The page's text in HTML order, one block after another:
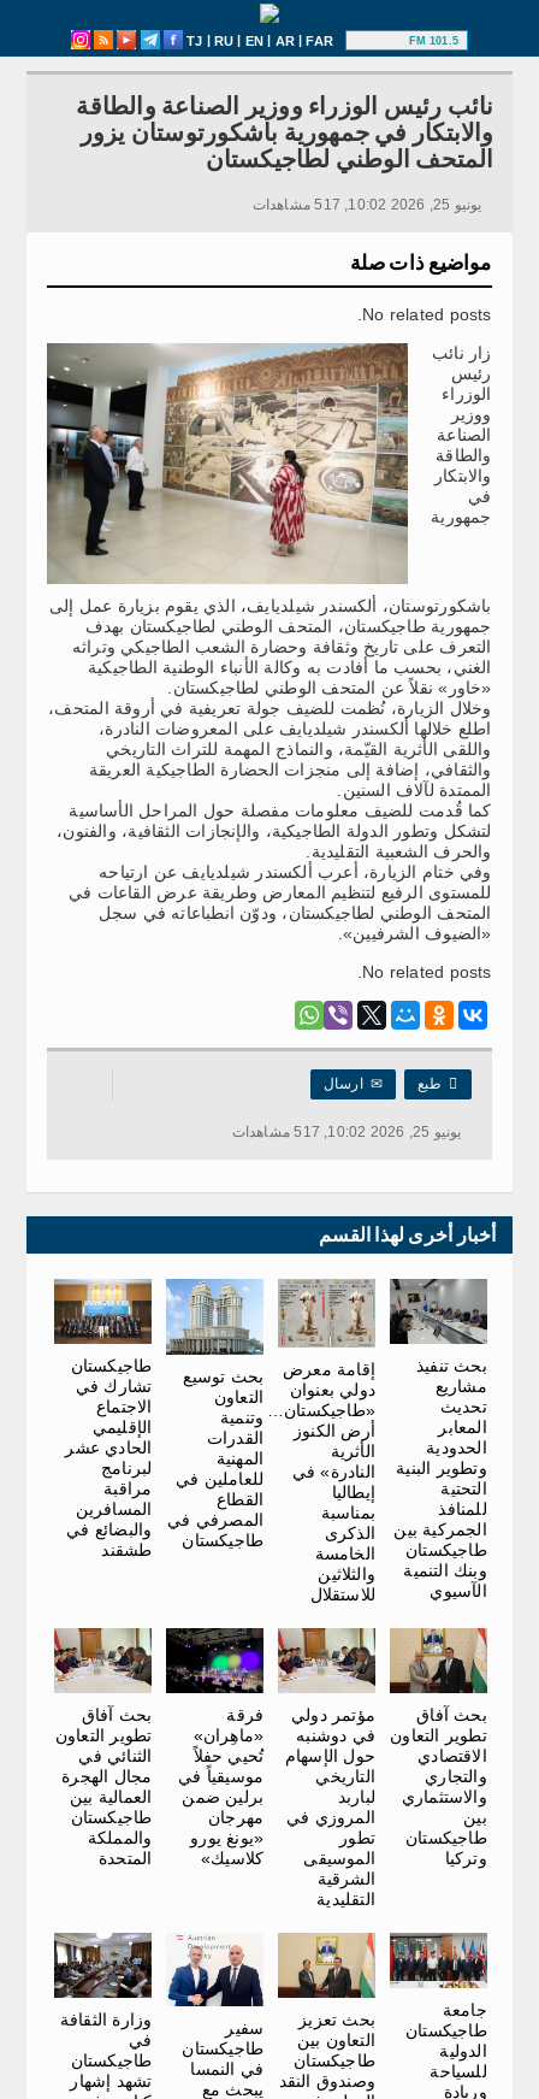
TJ | RU | EN | AR|FAR 101.5 FM
نائب رئيس الوزراء ووزير الصناعة والطاقة
والابتكار في جمهورية باشكورتوستان يزور
المتحف الوطني لطاجيكستان
يونيو 25, 2026 10:02, 517 مشاهدات
مواضيع ذات صلة
No related posts.
زار نائب
رئيس
الوزراء
ووزير
الصناعة
والطاقة
والابتكار
في
جمهورية
باشكورتوستان، ألكسندر شيلديايف، الذي يقوم بزيارة عمل إلى
جمهورية طاجيكستان، المتحف الوطني لطاجيكستان بهدف
التعرف على تاريخ وثقافة وحضارة الشعب الطاجيكي وتراثه
الغني، بحسب ما أفادت به وكالة الأنباء الوطنية الطاجيكية
«خاور» نقلاً عن المتحف الوطني لطاجيكستان.
وخلال الزيارة، نُظمت للضيف جولة تعريفية في أروقة المتحف،
اطلع خلالها ألكسندر شيلديايف على المعروضات النادرة،
واللقى الأثرية القيّمة، والنماذج المهمة للتراث التاريخي
والثقافي، إضافة إلى منجزات الحضارة الطاجيكية العريقة
الممتدة لآلاف السنين.
كما قُدمت للضيف معلومات مفصلة حول المراحل الأساسية
لتشكل وتطور الدولة الطاجيكية، والإنجازات الثقافية، والفنون،
والحرف الشعبية التقليدية.
وفي ختام الزيارة، أعرب ألكسندر شيلديايف عن ارتياحه
للمستوى الرفيع لتنظيم المعارض وطريقة عرض القاعات في
المتحف الوطني لطاجيكستان، ودوّن انطباعاته في سجل
«الضيوف الشرفيين».
No related posts.
 طبع ✉ارسال
يونيو 25, 2026 10:02, 517 مشاهدات
أخبار أخرى لهذا القسم
بحث تنفيذ
مشاريع
تحديث
المعابر
الحدودية
وتطوير البنية
التحتية
للمنافذ
الجمركية بين
طاجيكستان
وبنك التنمية
الآسيوي
إقامة معرض
دولي بعنوان
«طاجيكستان…
أرض الكنوز
الأثرية
النادرة» في
إيطاليا
بمناسبة
الذكرى
الخامسة
والثلاثين
للاستقلال
بحث توسيع
التعاون
وتنمية
القدرات
المهنية
للعاملين في
القطاع
المصرفي في
طاجيكستان
طاجيكستان
تشارك في
الاجتماع
الإقليمي
الحادي عشر
لبرنامج
مراقبة
المسافرين
والبضائع في
طشقند
بحث آفاق
تطوير التعاون
الاقتصادي
والتجاري
والاستثماري
بين
طاجيكستان
وتركيا
مؤتمر دولي
في دوشنبه
حول الإسهام
التاريخي
لباربد
المروزي في
تطور
الموسيقى
الشرقية
التقليدية
فرقة
«ماهِران»
تُحيي حفلاً
موسيقياً في
برلين ضمن
مهرجان
«يونغ يورو
كلاسيك»
بحث آفاق
تطوير التعاون
الثنائي في
مجال الهجرة
العمالية بين
طاجيكستان
والمملكة
المتحدة
جامعة
طاجيكستان
الدولية
للسياحة
وريادة
بحث تعزيز
التعاون بين
طاجيكستان
وصندوق النقد
سفير
طاجيكستان
في النمسا
يبحث مع
وزارة الثقافة
في
طاجيكستان
تشهد إشهار